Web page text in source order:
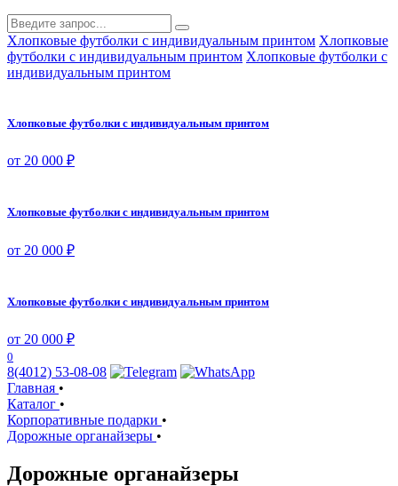
Хлопковые футболки с индивидуальным принтом Хлопковые
футболки с индивидуальным принтом Хлопковые футболки с
индивидуальным принтом
Хлопковые футболки с индивидуальным принтом
от 20 000 ₽
Хлопковые футболки с индивидуальным принтом
от 20 000 ₽
Хлопковые футболки с индивидуальным принтом
от 20 000 ₽
0
8(4012) 53-08-08
Главная •
Каталог •
Корпоративные подарки •
Дорожные органайзеры •
Дорожные органайзеры